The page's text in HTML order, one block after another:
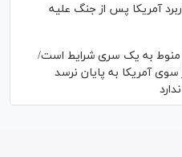
آمریکا پس از جنگ علیه
منوط به یک سری شرایط است/
آمریکا به پایان نرسد